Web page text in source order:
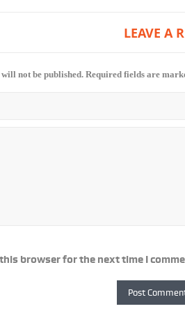
LEAVE A
not be published. Required fields are
browser for the next time I